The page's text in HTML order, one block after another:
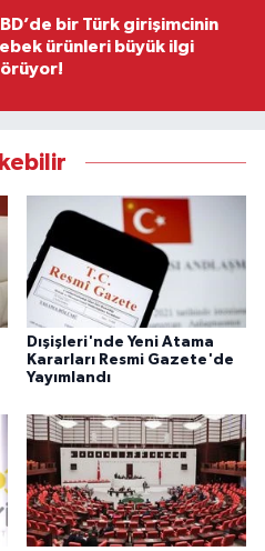
bir Türk girişimcinin
ürünleri büyük ilgi
Dışişleri'nde Yeni Atama
Kararları Resmi Gazete'de
Yayımlandı